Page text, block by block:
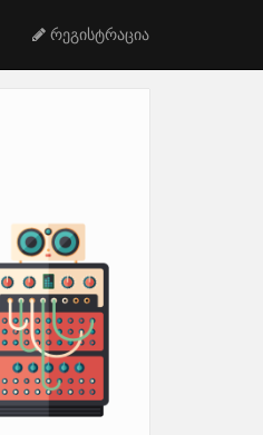
რეგისტრაცია